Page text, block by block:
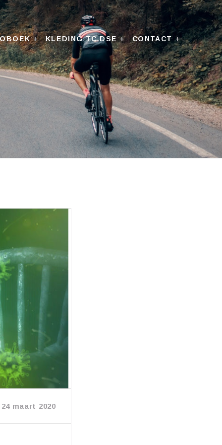
KLEDING TC DSE CONTACT
24 maart 2020